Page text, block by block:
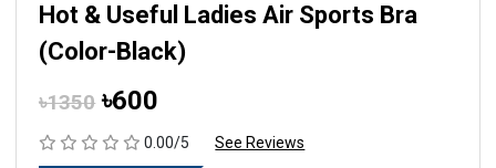
Hot & Useful Ladies Air Sports Bra
(Color-Black)
৳1350৳600
0.00/5 See Reviews